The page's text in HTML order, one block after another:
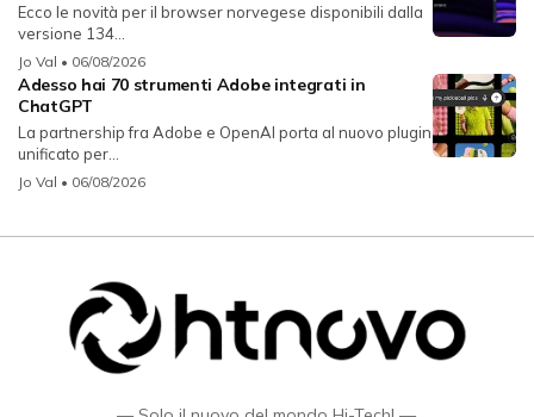
Ecco le novità per il browser norvegese disponibili dalla
versione 134...
Jo Val • 06/08/2026
Adesso hai 70 strumenti Adobe integrati in
ChatGPT
La partnership fra Adobe e OpenAI porta al nuovo plugin
unificato per...
Jo Val • 06/08/2026